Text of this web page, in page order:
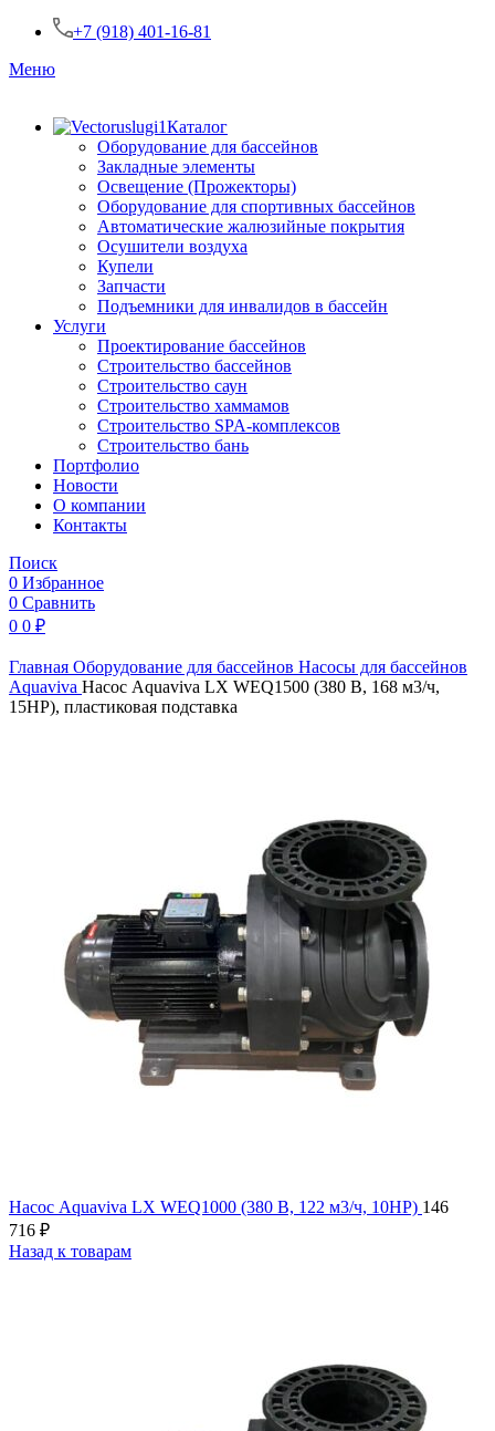
+7 (918) 401-16-81
Меню
Каталог
Оборудование для бассейнов
Закладные элементы
Освещение (Прожекторы)
Оборудование для спортивных бассейнов
Автоматические жалюзийные покрытия
Осушители воздуха
Купели
Запчасти
Подъемники для инвалидов в бассейн
Услуги
Проектирование бассейнов
Строительство бассейнов
Строительство саун
Строительство хаммамов
Строительство SPA-комплексов
Строительство бань
Портфолио
Новости
O компании
Контакты
Поиск
0 Избранное
0 Сравнить
0 0 ₽
Главная Оборудование для бассейнов Насосы для бассейнов
Aquaviva Насос Aquaviva LX WEQ1500 (380 В, 168 м3/ч,
15HP), пластиковая подставка
Насос Aquaviva LX WEQ1000 (380 В, 122 м3/ч, 10HP) 146
716 ₽
Назад к товарам